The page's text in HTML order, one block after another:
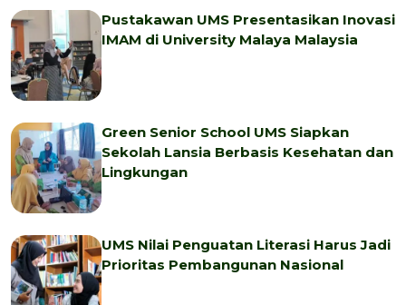
Pustakawan UMS Presentasikan Inovasi
IMAM di University Malaya Malaysia
Green Senior School UMS Siapkan
Sekolah Lansia Berbasis Kesehatan dan
Lingkungan
UMS Nilai Penguatan Literasi Harus Jadi
Prioritas Pembangunan Nasional